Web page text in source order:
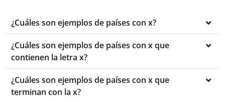
¿Cuáles son ejemplos de países con x?
¿Cuáles son ejemplos de países con x que
contienen la letra x?
¿Cuáles son ejemplos de países con x que
terminan con la x?